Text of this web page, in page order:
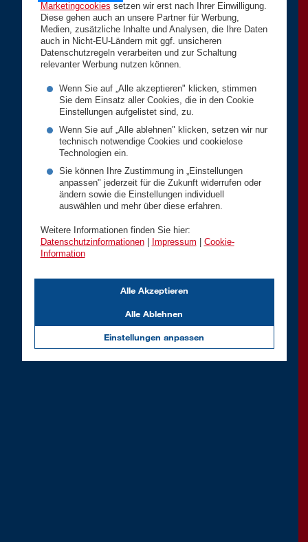
Marketingcookies setzen wir erst nach Ihrer Einwilligung.
Diese gehen auch an unsere Partner für Werbung,
Medien, zusätzliche Inhalte und Analysen, die Ihre Daten
auch in Nicht-EU-Ländern mit ggf. unsicheren
Datenschutzregeln verarbeiten und zur Schaltung
relevanter Werbung nutzen können.
Wenn Sie auf „Alle akzeptieren" klicken, stimmen
Sie dem Einsatz aller Cookies, die in den Cookie
Einstellungen aufgelistet sind, zu.
Wenn Sie auf „Alle ablehnen" klicken, setzen wir nur
technisch notwendige Cookies und cookielose
Technologien ein.
Sie können Ihre Zustimmung in „Einstellungen
anpassen" jederzeit für die Zukunft widerrufen oder
ändern sowie die Einstellungen individuell
auswählen und mehr über diese erfahren.
Weitere Informationen finden Sie hier:
Datenschutzinformationen| Impressum
Cookie-
Information
Einstellungen anpassen
Alle Ablehnen
Alle Akzeptieren